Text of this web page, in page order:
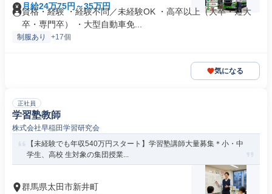
月給24万75円～35万円
資格・経験 ・経験不問／未経験OK ・高卒以上（大卒・短大
卒・専門卒） ・大型自動車免...
制服あり +17個
気になる
正社員
学習塾教師
株式会社早稲田学習研究会
【未経験でも年収540万円スタート】学習塾講師大量募集＊小・中
学生、高校 生対象の集団授業...
群馬県太田市新井町